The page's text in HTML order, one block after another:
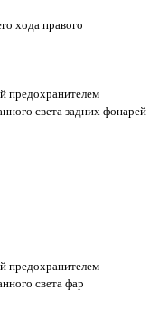
хода правого
предохранителем
света задних фонарей
предохранителем
света фар